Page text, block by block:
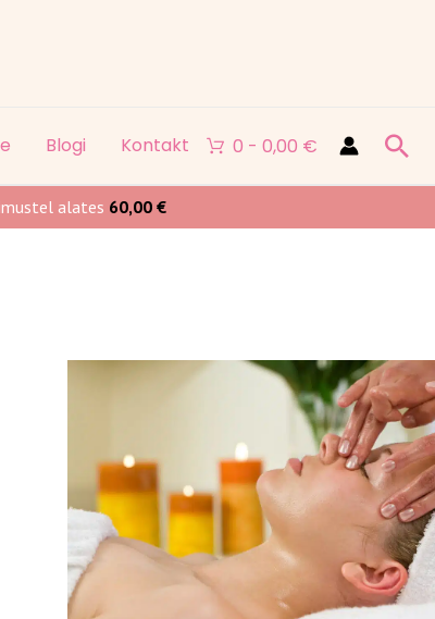
alates 60,00 €
Blogi Kontakt 0 - 0,00 €